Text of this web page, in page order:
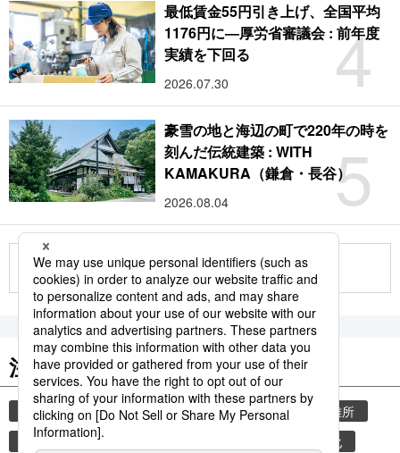
4
最低賃金55円引き上げ、全国平均
1176円に―厚労省審議会 : 前年度
実績を下回る
2026.07.30
5
豪雪の地と海辺の町で220年の時を
刻んだ伝統建築 : WITH
KAMAKURA（鎌倉・長谷）
2026.08.04
もっと見る
注目のキーワード
共同通信ニュース 気象・災害 災害
避難所
自然災害
少子高齢化